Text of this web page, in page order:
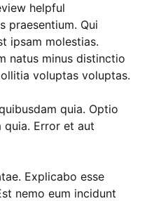
helpful
praesentium. Qui
ipsam molestias.
natus minus distinctio
voluptas voluptas.
quia. Optio
quia. Error et aut
Explicabo esse
nemo eum incidunt